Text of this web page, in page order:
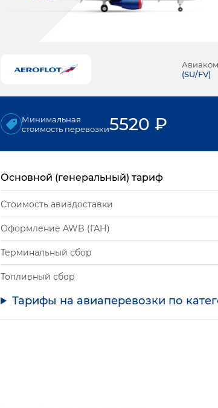
(SU/FV)
Минимальная
стоимость перевозки5520 ₽
Основной (генеральный) тариф
Стоимость авиадоставки
Оформление AWB (ГАН)
Терминальный сбор
Топливный сбор
Тарифы на авиаперевозки по